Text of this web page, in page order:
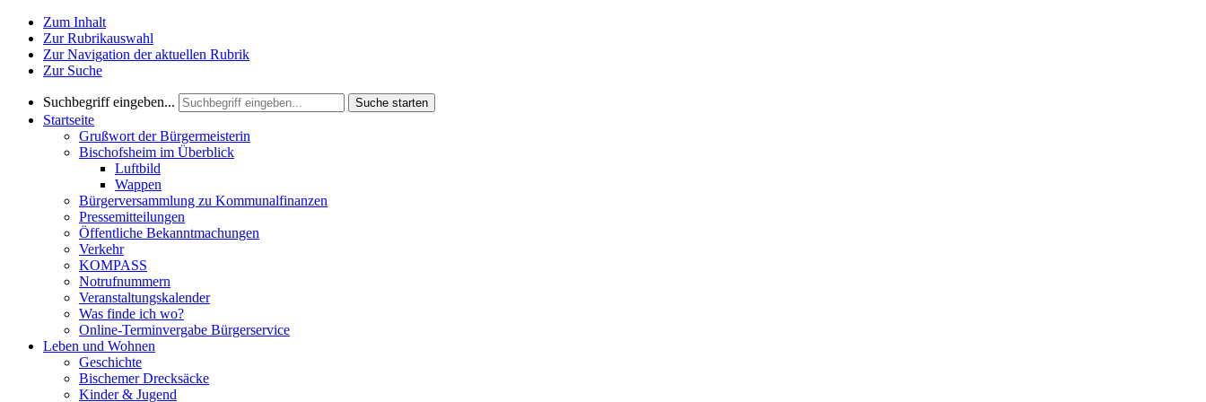
Zum Inhalt
Zur Rubrikauswahl
Zur Navigation der aktuellen Rubrik
Zur Suche
Suchbegriff eingeben... Suche starten
Startseite
Grußwort der Bürgermeisterin
Bischofsheim im Überblick
Luftbild
Wappen
Bürgerversammlung zu Kommunalfinanzen
Pressemitteilungen
Öffentliche Bekanntmachungen
Verkehr
KOMPASS
Notrufnummern
Veranstaltungskalender
Was finde ich wo?
Online-Terminvergabe Bürgerservice
Leben und Wohnen
Geschichte
Bischemer Drecksäcke
Kinder & Jugend